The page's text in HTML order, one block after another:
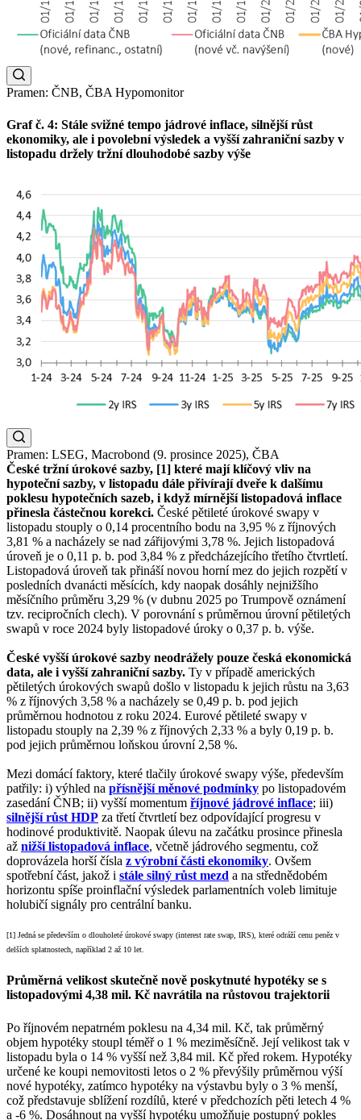
Pramen: ČNB, ČBA Hypomonitor
Graf č. 4: Stále svižné tempo jádrové inflace, silnější růst
ekonomiky, ale i povolební výsledek a vyšší zahraniční sazby v
listopadu držely tržní dlouhodobé sazby výše
Pramen: LSEG, Macrobond (9. prosince 2025), ČBA
České tržní úrokové sazby, [1] které mají klíčový vliv na
hypoteční sazby, v listopadu dále přivírají dveře k dalšímu
poklesu hypotečních sazeb, i když mírnější listopadová inflace
přinesla částečnou korekci. České pětileté úrokové swapy v
listopadu stouply o 0,14 procentního bodu na 3,95 % z říjnových
3,81 % a nacházely se nad zářijovými 3,78 %. Jejich listopadová
úroveň je o 0,11 p. b. pod 3,84 % z předcházejícího třetího čtvrtletí.
Listopadová úroveň tak přináší novou horní mez do jejich rozpětí v
posledních dvanácti měsících, kdy naopak dosáhly nejnižšího
měsíčního průměru 3,29 % (v dubnu 2025 po Trumpově oznámení
tzv. recipročních clech). V porovnání s průměrnou úrovní pětiletých
swapů v roce 2024 byly listopadové úroky o 0,37 p. b. výše.
České vyšší úrokové sazby neodrážely pouze česká ekonomická
data, ale i vyšší zahraniční sazby. Ty v případě amerických
pětiletých úrokových swapů došlo v listopadu k jejich růstu na 3,63
% z říjnových 3,58 % a nacházely se 0,49 p. b. pod jejich
průměrnou hodnotou z roku 2024. Eurové pětileté swapy v
listopadu stouply na 2,39 % z říjnových 2,33 % a byly 0,19 p. b.
pod jejich průměrnou loňskou úrovní 2,58 %.
Mezi domácí faktory, které tlačily úrokové swapy výše, především
patřily: i) výhled na přísnější měnové podmínky po listopadovém
zasedání ČNB; ii) vyšší momentum říjnové jádrové inflace; iii)
silnější růst HDP za třetí čtvrtletí bez odpovídající progresu v
hodinové produktivitě. Naopak úlevu na začátku prosince přinesla
až nižší listopadová inflace, včetně jádrového segmentu, což
doprovázela horší čísla z výrobní části ekonomiky. Ovšem
spotřební část, jakož i stále silný růst mezd a na střednědobém
horizontu spíše proinflační výsledek parlamentních voleb limituje
holubičí signály pro centrální banku.
[1] Jedná se především o dlouholeté úrokové swapy (interest rate swap, IRS), které odráží cenu peněz v
delších splatnostech, například 2 až 10 let.
Průměrná velikost skutečně nově poskytnuté hypotéky se s
listopadovými 4,38 mil. Kč navrátila na růstovou trajektorii
Po říjnovém nepatrném poklesu na 4,34 mil. Kč, tak průměrný
objem hypotéky stoupl téměř o 1 % meziměsíčně. Její velikost tak v
listopadu byla o 14 % vyšší než 3,84 mil. Kč před rokem. Hypotéky
určené ke koupi nemovitosti letos o 2 % převýšily průměrnou výší
nové hypotéky, zatímco hypotéky na výstavbu byly o 3 % menší,
což představuje sblížení rozdílů, které v předchozích pěti letech 4 %
a -6 %. Dosáhnout na vyšší hypotéku umožňuje postupný pokles